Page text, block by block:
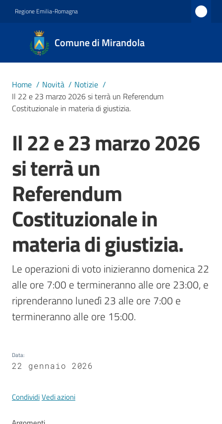
Regione Emilia-Romagna
Comune di Mirandola
Comune
di
Mirandola
1597
Novità
Menu selezionato
Servizi
Vivere
Mirandola
PNRR
C
L
a
a
a
Home / Novità / Notizie /
Il 22 e 23 marzo 2026 si terrà un Referendum
Costituzionale in materia di giustizia.
Salta al contenuto
Il 22 e 23 marzo 2026
si terrà un
Referendum
Costituzionale in
materia di giustizia.
Le operazioni di voto inizieranno domenica 22
alle ore 7:00 e termineranno alle ore 23:00, e
riprenderanno lunedì 23 alle ore 7:00 e
termineranno alle ore 15:00.
Data:
22 gennaio 2026
CondividiVedi azioni